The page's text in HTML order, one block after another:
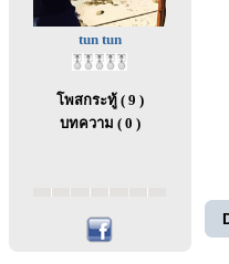
tun tun
โพสกระทู้ ( 9 )
บทความ ( 0 )